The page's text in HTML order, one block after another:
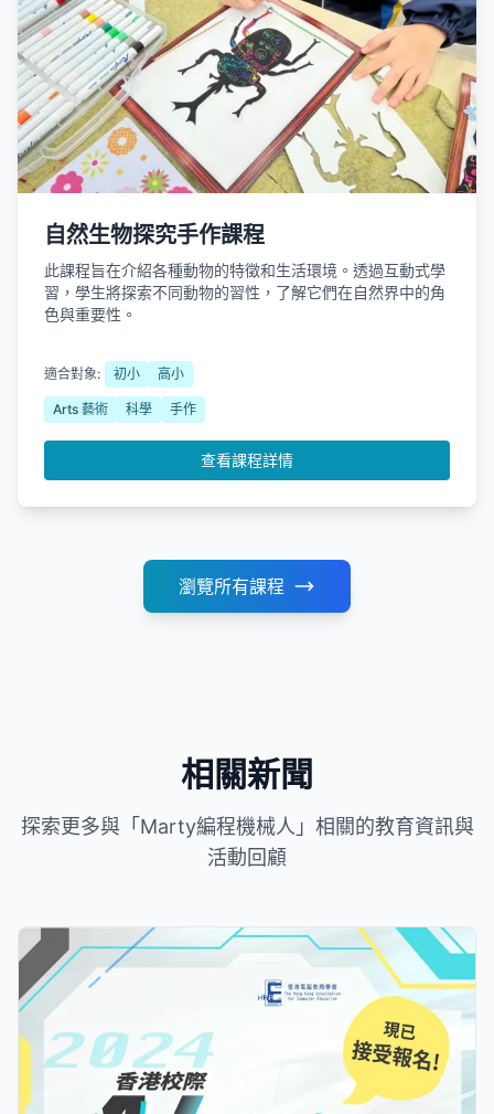
自然生物探究手作課程
此課程旨在介紹各種動物的特徵和生活環境。透過互動式學
習，學生將探索不同動物的習性，了解它們在自然界中的角
色與重要性。
適合對象: 初小 高小
Arts 藝術 科學 手作
查看課程詳情
瀏覽所有課程
相關新聞
探索更多與「Marty編程機械人」相關的教育資訊與
活動回顧